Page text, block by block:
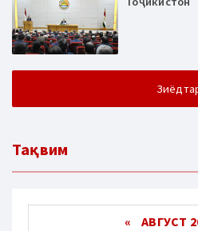
Тақвим
« АВГУСТ